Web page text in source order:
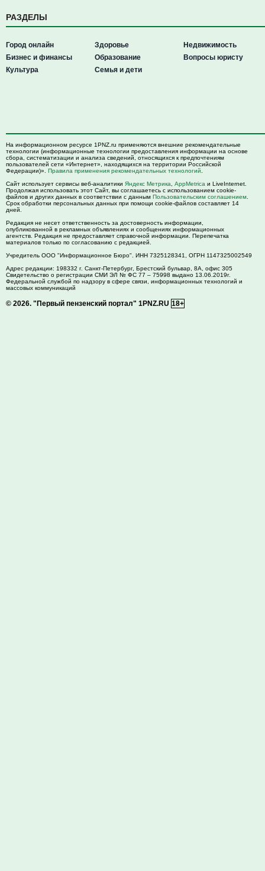
РАЗДЕЛЫ
Город онлайн
Бизнес и финансы
Культура
Здоровье
Образование
Семья и дети
Недвижимость
Вопросы юристу
На информационном ресурсе 1PNZ.ru применяются внешние рекомендательные
технологии (информационные технологии предоставления информации на основе
сбора, систематизации и анализа сведений, относящихся к предпочтениям
пользователей сети «Интернет», находящихся на территории Российской
Федерации)». Правила применения рекомендательных технологий
Сайт использует сервисы веб-аналитики Яндекс Метрика AppMetrica и LiveInternet.
Продолжая использовать этот Сайт, вы соглашаетесь с использованием cookie-
файлов и других данных в соответствии с данным Пользовательским соглашением
Срок обработки персональных данных при помощи cookie-файлов составляет 14
дней.
Редакция не несет ответственность за достоверность информации,
опубликованной в рекламных объявлениях и сообщениях информационных
агентств. Редакция не предоставляет справочной информации. Перепечатка
материалов только по согласованию с редакцией.
Учредитель ООО "Информационное Бюро". ИНН 7325128341, ОГРН 1147325002549
Адрес редакции: 198332 г. Санкт-Петербург, Брестский бульвар, 8А, офис 305
Свидетельство о регистрации СМИ ЭЛ № ФС 77 – 75998 выдано 13.06.2019г.
Федеральной службой по надзору в сфере связи, информационных технологий и
массовых коммуникаций
© 2026. "Первый пензенский портал" 1PNZ.RU 18+